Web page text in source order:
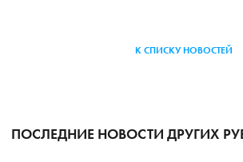
К СПИСКУ НОВОСТЕЙ
ПОСЛЕДНИЕ НОВОСТИ ДРУГИХ